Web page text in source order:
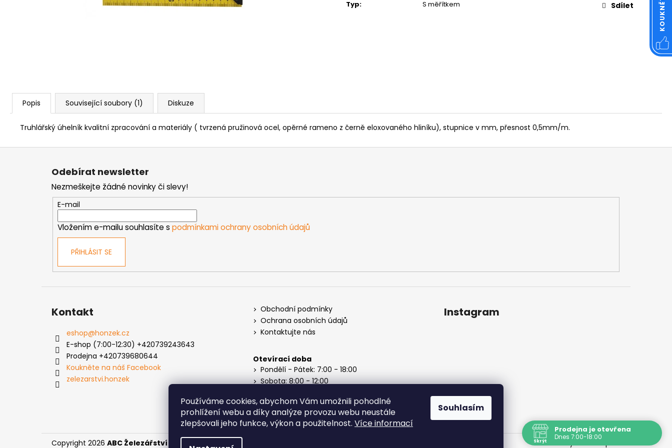
Používáme cookies, abychom Vám umožnili pohodlné
prohlížení webu a díky analýze provozu webu neustále
zlepšovali jeho funkce, výkon a použitelnost. Více informací
Souhlasím
Typ: S měřítkem
Sdílet
Popis Související soubory (1) Diskuze
Truhlářský úhelník kvalitní zpracování a materiály ( tvrzená pružinová ocel, opěrné rameno z černě eloxovaného hliníku), stupnice v mm, přesnost 0,5mm/m.
NÝT DUTÝ DVOJDÍLNÝ 3,5X10 NIKL
MATICE ŠESTIHRANNÁ PRODLOUŽENÁ
POZINK
PODLOŽKA PÉROVÁ ČTVERCOVÁ NEREZ
Z
Odebírat newsletter
Nezmeškejte žádné novinky či slevy!
E-mail
Vložením e-mailu souhlasíte s podmínkami ochrany osobních údajů
PŘIHLÁSIT SE
Kontakt
eshop@honzek.cz
E-shop (7:00-12:30) +420739243643
Prodejna +420739680644
Koukněte na náš Facebook
zelezarstvi.honzek
Obchodní podmínky
Ochrana osobních údajů
Kontaktujte nás
Otevírací doba
Pondělí - Pátek: 7:00 - 18:00
Sobota: 8:00 - 12:00
Instagram
Vytvořil Shoptet
Copyright 2026 ABC Železářství Honzek . Všechna práva vyhrazena.
Prodejna je otevřena
Dnes 7:00-18:00
Skrýt